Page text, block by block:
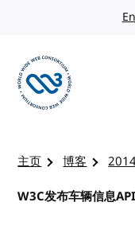
主页 博客
W3C发布车辆信息